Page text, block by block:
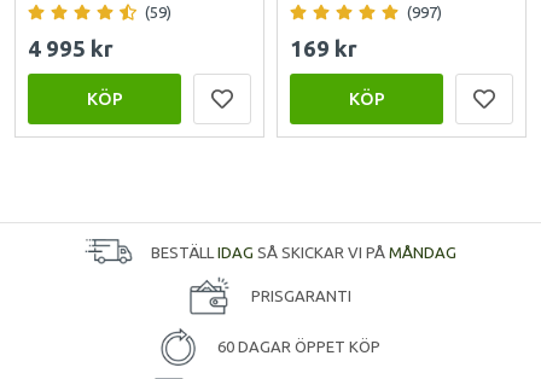
(59)
4 995 kr
KÖP
(997)
169 kr
KÖP
BESTÄLL IDAG SÅ SKICKAR VI PÅ MÅNDAG
PRISGARANTI
60 DAGAR ÖPPET KÖP